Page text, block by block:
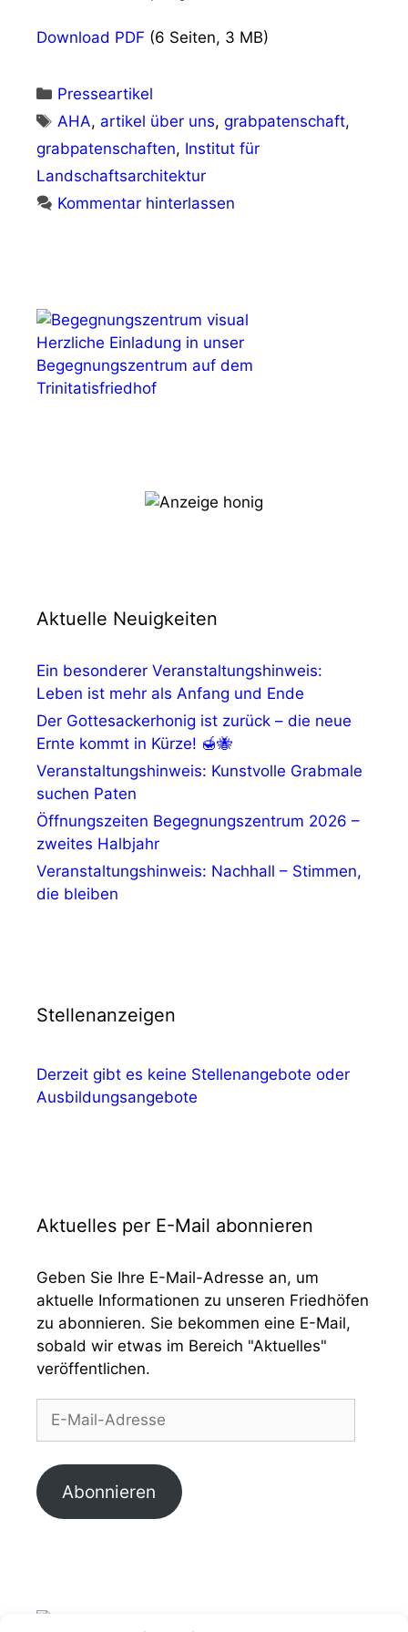
Download PDF (6 Seiten, 3 MB)
Kategorien
Presseartikel
Schlagwörter
AHA, artikel über uns,grabpatenschaft,
grabpatenschaften, Institut für
Landschaftsarchitektur
Kommentar hinterlassen
Herzliche Einladung in unser
Begegnungszentrum auf dem
Trinitatisfriedhof
Aktuelle Neuigkeiten
Ein besonderer Veranstaltungshinweis:
Leben ist mehr als Anfang und Ende
Der Gottesackerhonig ist zurück – die neue
Ernte kommt in Kürze! 🍯🐝
Veranstaltungshinweis: Kunstvolle Grabmale
suchen Paten
Öffnungszeiten Begegnungszentrum 2026 –
zweites Halbjahr
Veranstaltungshinweis: Nachhall – Stimmen,
die bleiben
Stellenanzeigen
Derzeit gibt es keine Stellenangebote oder
Ausbildungsangebote
Aktuelles per E-Mail abonnieren
Geben Sie Ihre E-Mail-Adresse an, um
aktuelle Informationen zu unseren Friedhöfen
zu abonnieren. Sie bekommen eine E-Mail,
sobald wir etwas im Bereich "Aktuelles"
veröffentlichen.
Mail-
Abonnieren